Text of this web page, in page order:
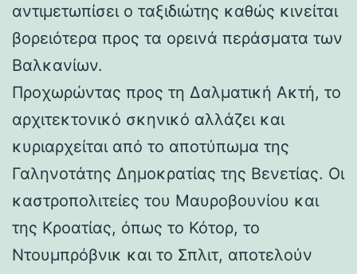
αντιμετωπίσει ο ταξιδιώτης καθώς κινείται
βορειότερα προς τα ορεινά περάσματα των
Βαλκανίων.
Προχωρώντας προς τη Δαλματική Ακτή, το
αρχιτεκτονικό σκηνικό αλλάζει και
κυριαρχείται από το αποτύπωμα της
Γαληνοτάτης Δημοκρατίας της Βενετίας. Οι
καστροπολιτείες του Μαυροβουνίου και
της Κροατίας, όπως το Κότορ, το
Ντουμπρόβνικ και το Σπλιτ, αποτελούν